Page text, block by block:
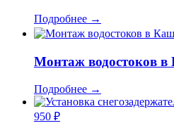
Подробнее →
Монтаж водостоков
Подробнее →
950 ₽